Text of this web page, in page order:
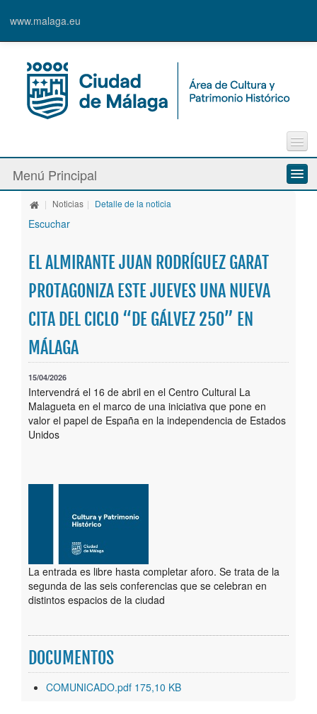
www.malaga.eu
Contacto
Quejas y Sugerencias
Menú Principal
Quiénes somos
Actividades
Banda Municipal de Música
Publicaciones
Trámites
Newsletter
| Noticias | Detalle de la noticia
Escuchar
EL ALMIRANTE JUAN RODRÍGUEZ GARAT
PROTAGONIZA ESTE JUEVES UNA NUEVA
CITA DEL CICLO “DE GÁLVEZ 250” EN
MÁLAGA
15/04/2026
Intervendrá el 16 de abril en el Centro Cultural La
Malagueta en el marco de una iniciativa que pone en
valor el papel de España en la independencia de Estados
Unidos
La entrada es libre hasta completar aforo. Se trata de la
segunda de las seis conferencias que se celebran en
distintos espacios de la ciudad
DOCUMENTOS
COMUNICADO.pdf 175,10 KB